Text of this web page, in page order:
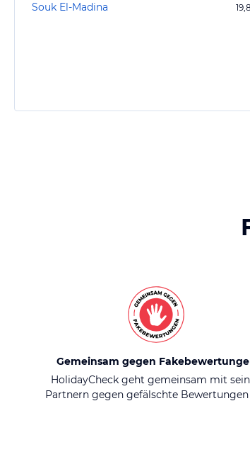
Souk El-Madina 19,8
Gemeinsam gegen
HolidayCheck geht gemeinsam mit
Partnern gegen gefälschte